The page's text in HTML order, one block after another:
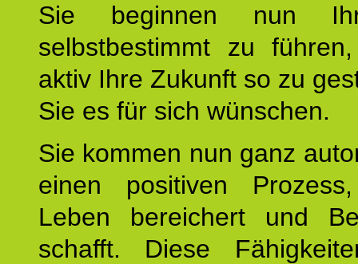
Sie beginnen nun
selbstbestimmt zu
aktiv Ihre Zukunft so zu
Sie es für sich wünschen.
Sie kommen nun ganz
einen positiven
Leben bereichert und
schafft. Diese